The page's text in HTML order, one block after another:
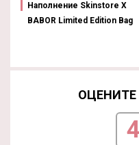
Наполнение Skinstore X
BABOR Limited Edition Bag